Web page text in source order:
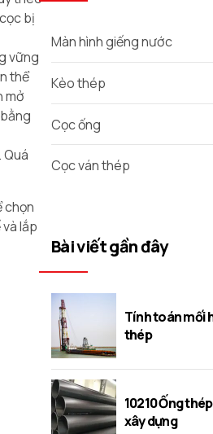
bị
vững
thể
mở
chọn
lắp
Màn hình giếng nước
Kèo thép
Cọc ống
Cọc ván thép
Bài viết gần đây
Tính toán mối
thép
10210 Ống
xây dựng